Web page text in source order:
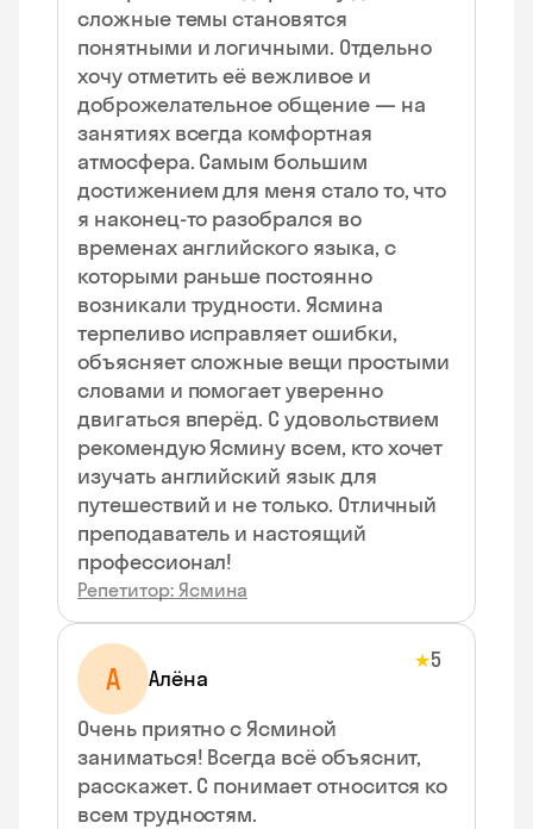
сложные темы становятся
понятными и логичными. Отдельно
хочу отметить её вежливое и
доброжелательное общение — на
занятиях всегда комфортная
атмосфера. Самым большим
достижением для меня стало то, что
я наконец-то разобрался во
временах английского языка, с
которыми раньше постоянно
возникали трудности. Ясмина
терпеливо исправляет ошибки,
объясняет сложные вещи простыми
словами и помогает уверенно
двигаться вперёд. С удовольствием
рекомендую Ясмину всем, кто хочет
изучать английский язык для
путешествий и не только. Отличный
преподаватель и настоящий
профессионал!
Репетитор: Ясмина
А Алёна
★5
Очень приятно с Ясминой
заниматься! Всегда всё объяснит,
расскажет. С понимает относится ко
всем трудностям.